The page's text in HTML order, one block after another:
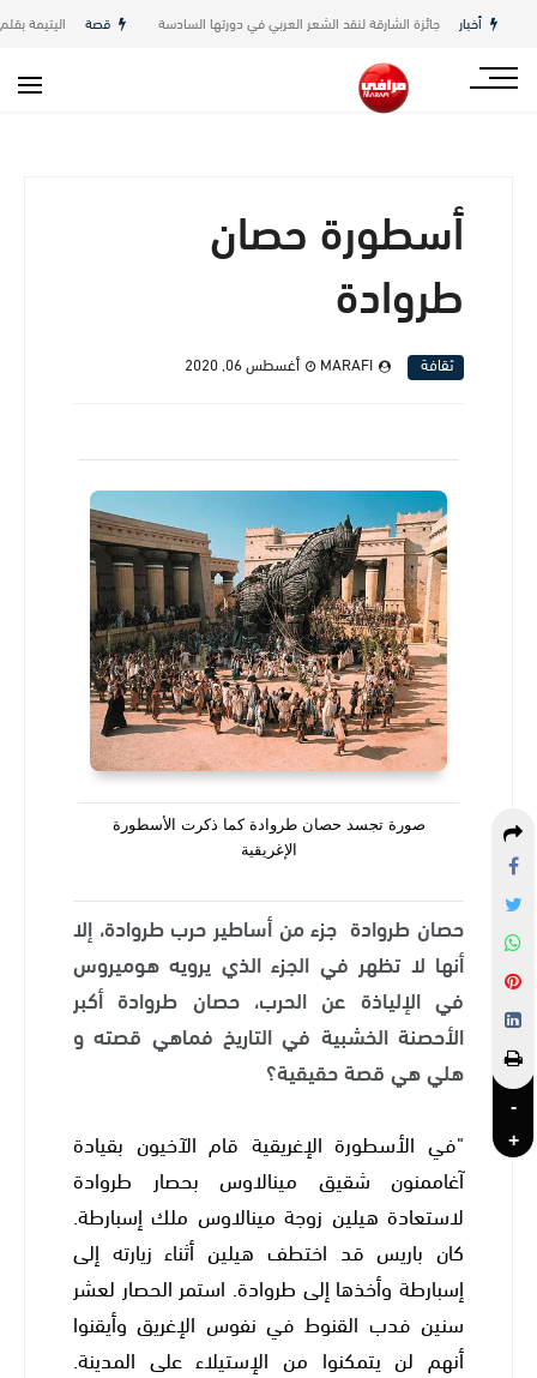
أخبار جائزة الشارقة لنقد الشعر العربي في دورتها السادسة قصة اليتيمة
-
+
أسطورة حصان
طروادة
ثقافة MARAFI أغسطس 06, 2020
صورة تجسد حصان طروادة كما ذكرت الأسطورة
الإغريقية
حصان طروادة ‏ جزء من أساطير حرب طروادة، إلا
أنها لا تظهر في الجزء الذي يرويه هوميروس
في الإلياذة عن الحرب، حصان طروادة أكبر
الأحصنة الخشبية في التاريخ فماهي قصته و
هلي هي قصة حقيقية؟
"في الأسطورة الإغريقية قام الآخيون بقيادة
آغاممنون شقيق مينالاوس بحصار طروادة
لاستعادة هيلين زوجة مينالاوس ملك إسبارطة.
كان باريس قد اختطف هيلين أثناء زيارته إلى
إسبارطة وأخذها إلى طروادة. استمر الحصار لعشر
سنين فدب القنوط في نفوس الإغريق وأيقنوا
أنهم لن يتمكنوا من الإستيلاء على المدينة.